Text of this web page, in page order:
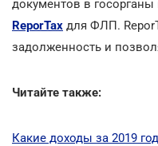
документов в
ReporTax для ФЛП.
задолженность и
Читайте также:
Какие доходы за 2019